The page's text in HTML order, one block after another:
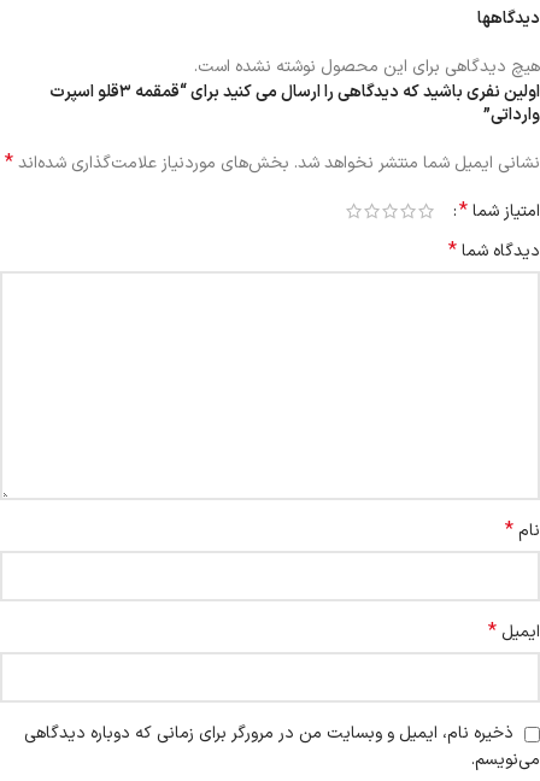
دیدگاهها
هیچ دیدگاهی برای این محصول نوشته نشده است.
اولین نفری باشید که دیدگاهی را ارسال می کنید برای “قمقمه ۳قلو اسپرت
وارداتی”
نشانی ایمیل شما منتشر نخواهد شد. بخش‌های موردنیاز علامت‌گذاری شده‌اند*
امتیاز شما*
دیدگاه شما*
نام*
ایمیل *
ذخیره نام، ایمیل و وبسایت من در مرورگر برای زمانی که دوباره دیدگاهی
می‌نویسم.